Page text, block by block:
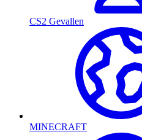
CS2 Gevallen
MINECRAFT